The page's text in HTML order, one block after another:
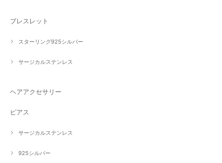
ブレスレット
スターリング925シルバー
サージカルステンレス
ヘアアクセサリー
ピアス
サージカルステンレス
925シルバー